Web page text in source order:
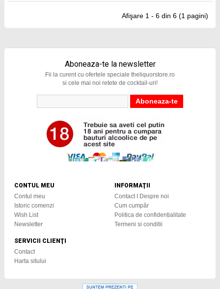
Afişare 1 - 6 din 6 (1 pagini)
Aboneaza-te la newsletter
Fii la curent cu ofertele speciale theliquorstore.ro
si cele mai noi retete de cocktail-uri!
CONTUL MEU
Contul meu
Istoric comenzi
Wish List
Newsletter
SERVICII CLIENŢI
Contact
Harta sitului
INFORMAŢII
Contact I Despre noi
Cum cumpăr
Politica de confidențialitate
Termeni si conditii